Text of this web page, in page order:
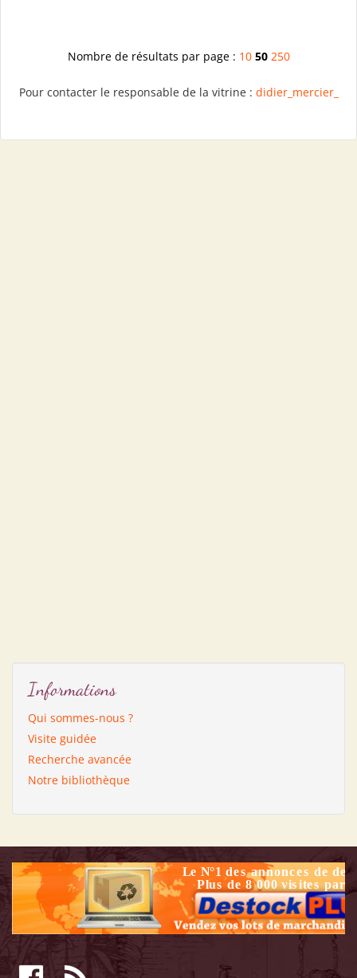
Nombre de résultats par page : 10 50 250
Pour contacter le responsable de la vitrine : didier_mercier_
Informations
Qui sommes-nous ?
Visite guidée
Recherche avancée
Notre bibliothèque